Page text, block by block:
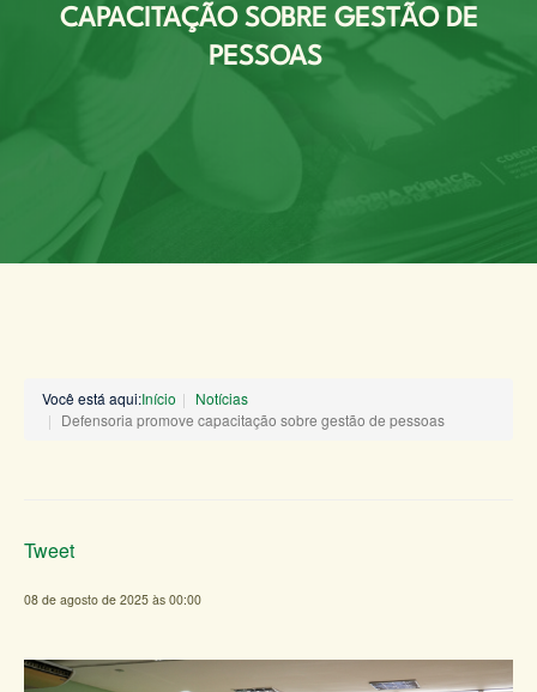
CAPACITAÇÃO SOBRE GESTÃO DE
PESSOAS
Você está aqui:Início
Notícias
Defensoria promove capacitação sobre gestão de pessoas
Tweet
08 de agosto de 2025 às 00:00